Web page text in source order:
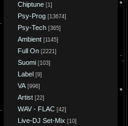
Chiptune [1]
Psy-Prog [13674]
Psy-Tech [365]
Ambient [1145]
Full On [2221]
Suomi [103]
Label [9]
VA [996]
Artist [22]
WAV - FLAC [42]
Live-DJ Set-Mix [10]